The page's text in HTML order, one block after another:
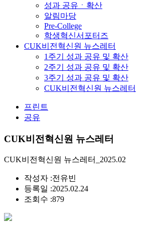
성과 공유ㆍ확산
알림마당
Pre-College
학생혁신서포터즈
CUK비전혁신원 뉴스레터
1주기 성과 공유 및 확산
2주기 성과 공유 및 확산
3주기 성과 공유 및 확산
CUK비전혁신원 뉴스레터
프린트
공유
CUK비전혁신원 뉴스레터
CUK비전혁신원 뉴스레터_2025.02
작성자 :전유빈
등록일 :2025.02.24
조회수 :879